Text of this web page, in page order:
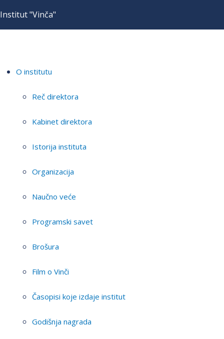
Institut "Vinča"
O institutu
Reč direktora
Kabinet direktora
Istorija instituta
Organizacija
Naučno veće
Programski savet
Brošura
Film o Vinči
Časopisi koje izdaje institut
Godišnja nagrada